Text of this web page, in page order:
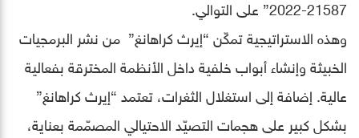
2022-21587” على التوالي.
وهذه الاستراتيجية تمكّن “إيرث كراهانغ” من نشر البرمجيات
الخبيثة وإنشاء أبواب خلفية داخل الأنظمة المخترقة بفعالية
عالية. إضافة إلى استغلال الثغرات، تعتمد “إيرث كراهانغ”
بشكل كبير على هجمات التصيّد الاحتيالي المصمّمة بعناية،